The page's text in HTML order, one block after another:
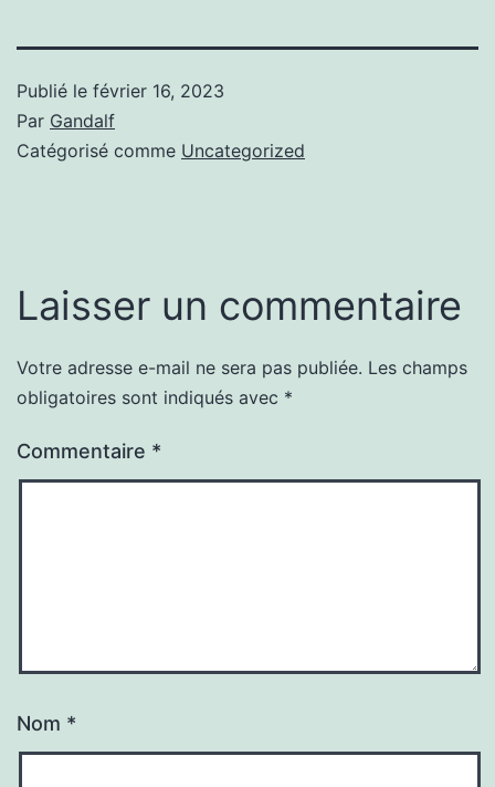
Publié le février 16, 2023
Par Gandalf
Catégorisé comme Uncategorized
Laisser un commentaire
Votre adresse e-mail ne sera pas publiée. Les champs
obligatoires sont indiqués avec *
Commentaire *
Nom *